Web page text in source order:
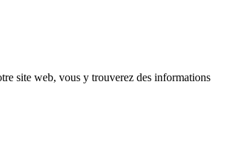
site web, vous y trouverez des informations